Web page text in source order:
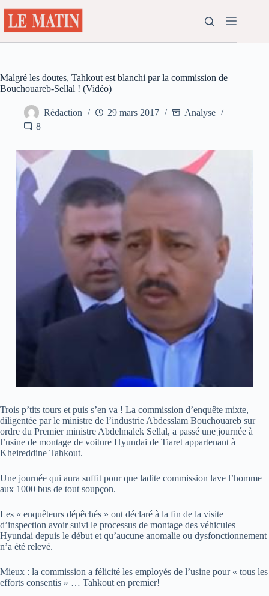
au
contenu
Malgré les doutes, Tahkout est blanchi par la commission de
Bouchouareb-Sellal ! (Vidéo)
Rédaction 29 mars 2017
Analyse
8
Trois p’tits tours et puis s’en va ! La commission d’enquête mixte,
diligentée par le ministre de l’industrie Abdesslam Bouchouareb sur
ordre du Premier ministre Abdelmalek Sellal, a passé une journée à
l’usine de montage de voiture Hyundai de Tiaret appartenant à
Kheireddine Tahkout.
Une journée qui aura suffit pour que ladite commission lave l’homme
aux 1000 bus de tout soupçon.
Les « enquêteurs dépêchés » ont déclaré à la fin de la visite
d’inspection avoir suivi le processus de montage des véhicules
Hyundai depuis le début et qu’aucune anomalie ou dysfonctionnement
n’a été relevé.
Mieux : la commission a félicité les employés de l’usine pour « tous les
efforts consentis » … Tahkout en premier!